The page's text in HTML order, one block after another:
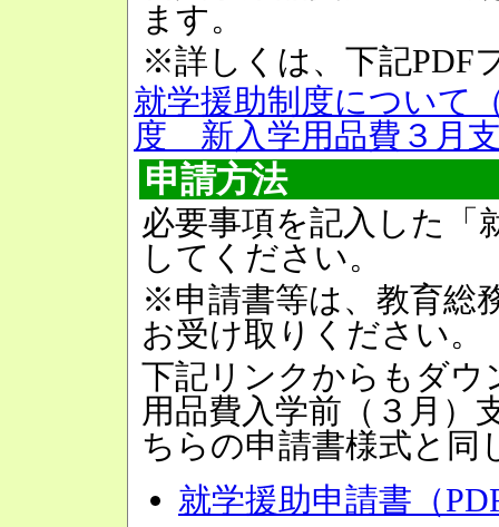
ます。
※詳しくは、下記PDF
就学援助制度について
度 新入学用品費３月
申請方法
必要事項を記入した「
してください。
※申請書等は、教育総
お受け取りください。
下記リンクからもダウ
用品費入学前（３月）
ちらの申請書様式と同
就学援助申請書（